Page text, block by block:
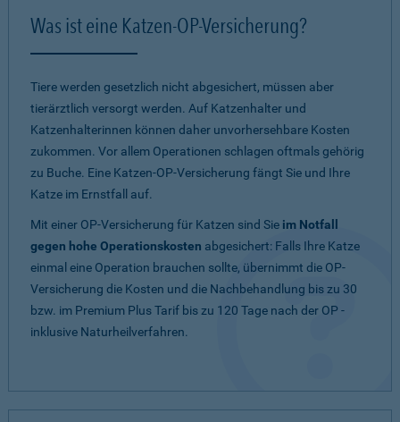
Was ist eine Katzen-OP-Versicherung?
Tiere werden gesetzlich nicht abgesichert, müssen aber
tierärztlich versorgt werden. Auf Katzenhalter und
Katzenhalterinnen können daher unvorhersehbare Kosten
zukommen. Vor allem Operationen schlagen oftmals gehörig
zu Buche. Eine Katzen-OP-Versicherung fängt Sie und Ihre
Katze im Ernstfall auf.
Mit einer OP-Versicherung für Katzen sind Sie im Notfall
gegen hohe Operationskosten abgesichert: Falls Ihre Katze
einmal eine Operation brauchen sollte, übernimmt die OP-
Versicherung die Kosten und die Nachbehandlung bis zu 30
bzw. im Premium Plus Tarif bis zu 120 Tage nach der OP -
inklusive Naturheilverfahren.